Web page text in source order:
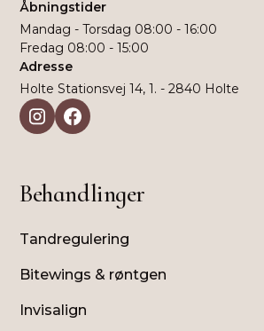
Åbningstider
Mandag - Torsdag 08:00 - 16:00
Fredag 08:00 - 15:00
Adresse
Holte Stationsvej 14, 1. - 2840 Holte
Behandlinger
Tandregulering
Bitewings & røntgen
Invisalign